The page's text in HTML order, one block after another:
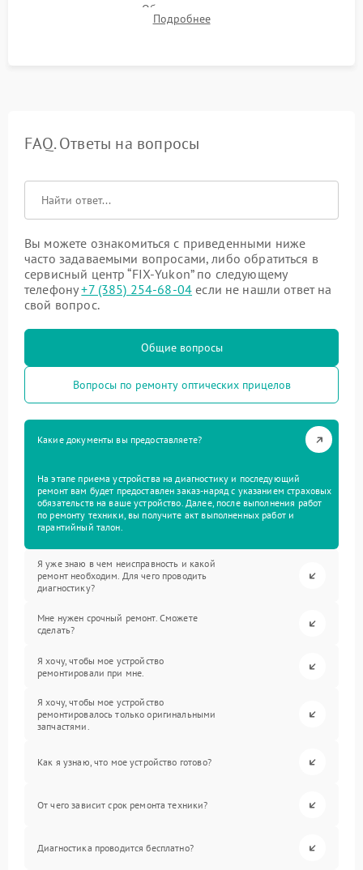
механизма поправок. Обязательное испытание прицела на
ударном стенде для проверки устойчивости к отдаче и
Подробнее
FAQ. Ответы на вопросы
Вы можете ознакомиться с приведенными ниже
часто задаваемыми вопросами, либо обратиться в
сервисный центр “FIX-Yukon” по следующему
телефону+7 (385) 254-68-04 если не нашли ответ на
свой вопрос.
Общие вопросы
Вопросы по ремонту оптических прицелов
Какие документы вы предоставляете?
На этапе приема устройства на диагностику и последующий
ремонт вам будет предоставлен заказ-наряд с указанием страховых
обязательств на ваше устройство. Далее, после выполнения работ
по ремонту техники, вы получите акт выполненных работ и
гарантийный талон.
Я уже знаю в чем неисправность и какой
ремонт необходим. Для чего проводить
диагностику?
Мне нужен срочный ремонт. Сможете
сделать?
Я хочу, чтобы мое устройство
ремонтировали при мне.
Я хочу, чтобы мое устройство
ремонтировалось только оригинальными
запчастями.
Как я узнаю, что мое устройство готово?
От чего зависит срок ремонта техники?
Диагностика проводится бесплатно?